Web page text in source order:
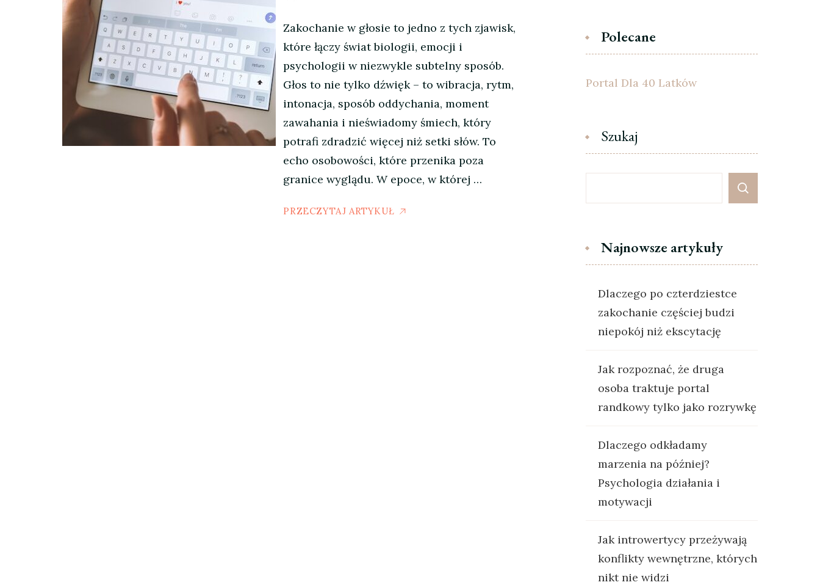
Zakochanie w głosie to jedno z tych zjawisk,
które łączy świat biologii, emocji i
psychologii w niezwykle subtelny sposób.
Głos to nie tylko dźwięk – to wibracja, rytm,
intonacja, sposób oddychania, moment
zawahania i nieświadomy śmiech, który
potrafi zdradzić więcej niż setki słów. To
echo osobowości, które przenika poza
granice wyglądu. W epoce, w której …
PRZECZYTAJ ARTYKUŁ
Polecane
Portal Dla 40 Latków
Szukaj
Najnowsze artykuły
Dlaczego po czterdziestce
zakochanie częściej budzi
niepokój niż ekscytację
Jak rozpoznać, że druga
osoba traktuje portal
randkowy tylko jako rozrywkę
Dlaczego odkładamy
marzenia na później?
Psychologia działania i
motywacji
Jak introwertycy przeżywają
konflikty wewnętrzne, których
nikt nie widzi